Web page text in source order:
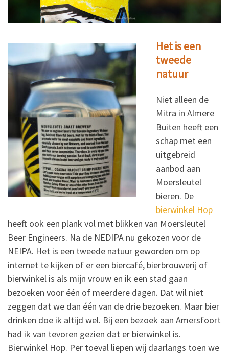
Het is een
tweede
natuur
Niet alleen de
Mitra in Almere
Buiten heeft een
schap met een
uitgebreid
aanbod aan
Moersleutel
bieren. De
bierwinkel Hop
heeft ook een plank vol met blikken van Moersleutel
Beer Engineers. Na de NEDIPA nu gekozen voor de
NEIPA. Het is een tweede natuur geworden om op
internet te kijken of er een biercafé, bierbrouwerij of
bierwinkel is als mijn vrouw en ik een stad gaan
bezoeken voor één of meerdere dagen. Dat wil niet
zeggen dat we dan één van de drie bezoeken. Maar bier
drinken doe ik altijd wel. Bij een bezoek aan Amersfoort
had ik van tevoren gezien dat er bierwinkel is.
Bierwinkel Hop. Per toeval liepen wij daarlangs toen we